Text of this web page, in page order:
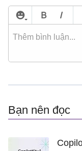
Bạn nên đọc